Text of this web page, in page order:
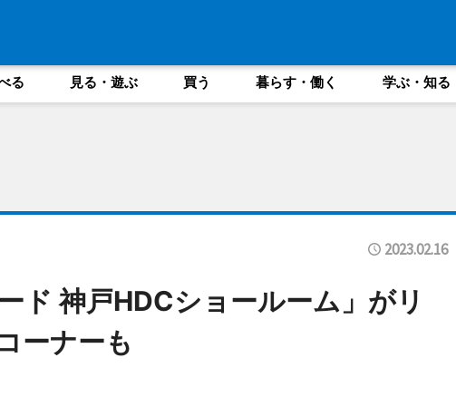
る 見る・遊ぶ 買う 暮らす・働く 学ぶ・知る
2023.02.16
ド 神戸HDCショールーム」がリ
ーナーも